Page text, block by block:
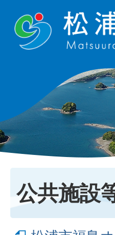
公共施設